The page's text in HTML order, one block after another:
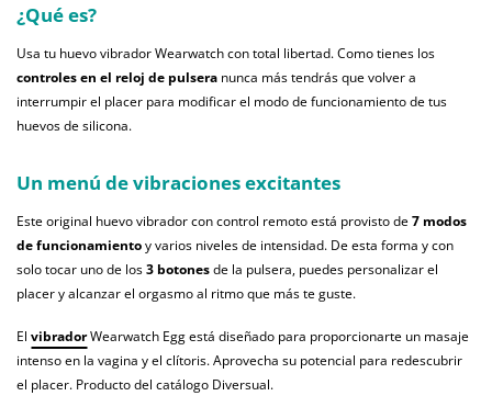
¿Qué es?
Usa tu huevo vibrador Wearwatch con total libertad. Como tienes los
controles en el reloj de pulsera nunca más tendrás que volver a
interrumpir el placer para modificar el modo de funcionamiento de tus
huevos de silicona.
Un menú de vibraciones excitantes
Este original huevo vibrador con control remoto está provisto de7 modos
de funcionamientoy varios niveles de intensidad. De esta forma y con
solo tocar uno de los3 botonesde la pulsera, puedes personalizar el
placer y alcanzar el orgasmo al ritmo que más te guste.
El vibradorWearwatch Egg está diseñado para proporcionarte un masaje
intenso en la vagina y el clítoris. Aprovecha su potencial para redescubrir
el placer. Producto del catálogo Diversual.